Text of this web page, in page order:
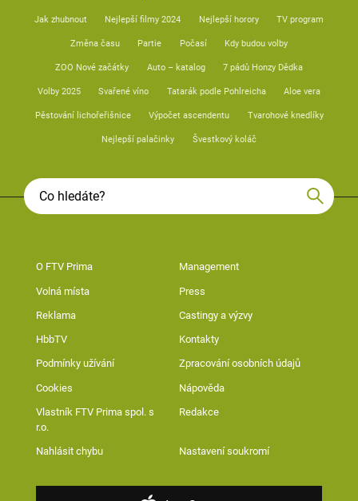
Jak zhubnout Nejlepší filmy 2024 Nejlepší horory TV program
Změna času Partie Počasí Kdy budou volby
ZOO Nové začátky Auto – katalog 7 pádů Honzy Dědka
Volby 2025 Svařené víno Tatarák podle Pohlreicha Aloe vera
Pěstování lichořeřišnice Výpočet ascendentu Tvarohové knedlíky
Nejlepší palačinky Švestkový koláč
O FTV Prima Management
Volná místa Press
Reklama Castingy a výzvy
HbbTV Kontakty
Podmínky užívání Zpracování osobních údajů
Cookies Nápověda
Vlastník FTV Prima spol. s
r.o.
Redakce
Nahlásit chybu Nastavení soukromí